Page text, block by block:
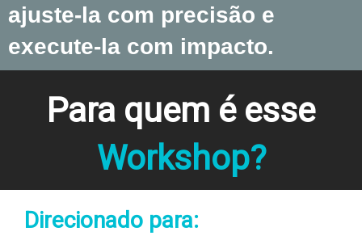
ajuste-la com precisão e
execute-la com impacto.
Para quem é esse
Workshop?
Direcionado para: